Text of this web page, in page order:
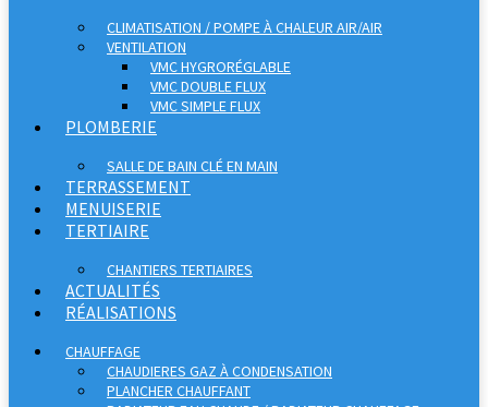
CLIMATISATION / POMPE À CHALEUR AIR/AIR
VENTILATION
VMC HYGRORÉGLABLE
VMC DOUBLE FLUX
VMC SIMPLE FLUX
PLOMBERIE
SALLE DE BAIN CLÉ EN MAIN
TERRASSEMENT
MENUISERIE
TERTIAIRE
CHANTIERS TERTIAIRES
ACTUALITÉS
RÉALISATIONS
CHAUFFAGE
CHAUDIERES GAZ À CONDENSATION
PLANCHER CHAUFFANT